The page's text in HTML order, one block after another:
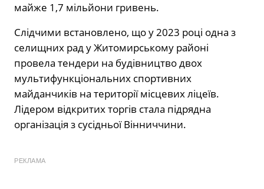
майже 1,7 мільйони гривень.
Слідчими встановлено, що у 2023 році одна з
селищних рад у Житомирському районі
провела тендери на будівництво двох
мультифункціональних спортивних
майданчиків на території місцевих ліцеїв.
Лідером відкритих торгів стала підрядна
організація з сусідньої Вінниччини.
РЕКЛАМА